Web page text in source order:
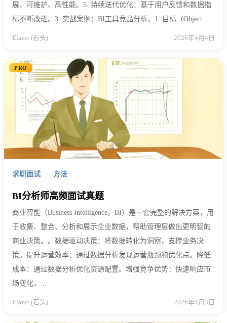
展、可维护、高性能。5. 持续迭代优化：基于用户反馈和数据指
标不断改进。3. 实战案例：BI工具竞品分析。1. 目标（Object...
Elazer (石头) 2026年4月4日
PRO
求职面试 · 方法
BI分析师高频面试真题
商业智能（Business Intelligence，BI）是一套完整的解决方案，用
于收集、整合、分析和展示企业数据，帮助管理层做出更明智的
商业决策。。数据驱动决策：将数据转化为洞察，支撑业务决
策。提升运营效率：通过数据分析发现运营瓶颈和优化点。降低
成本：通过数据分析优化资源配置。增强竞争优势：快速响应市
场变化，...
Elazer (石头) 2026年4月3日